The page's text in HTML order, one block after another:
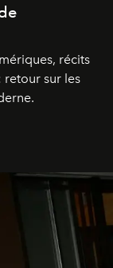
récits
retour sur les